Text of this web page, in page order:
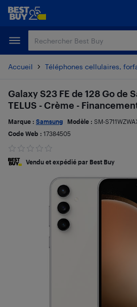
Passer
principal
Passer
Accueil Téléphones cellulaires,
Galaxy S23 FE de 128 Go de
TELUS - Crème -
Marque : Samsung Modèle : SM-
Code Web : 17384505
Vendu et expédié par Best Buy